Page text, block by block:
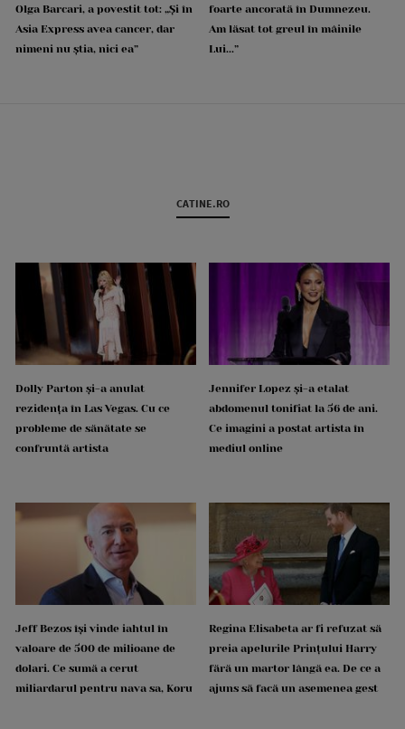
Olga Barcari, a povestit tot: „Și în
Asia Express avea cancer, dar
nimeni nu știa, nici ea”
foarte ancorată în Dumnezeu.
Am lăsat tot greul în mâinile
Lui...”
CATINE.RO
Dolly Parton și-a anulat
rezidența în Las Vegas. Cu ce
probleme de sănătate se
confruntă artista
Jennifer Lopez și-a etalat
abdomenul tonifiat la 56 de ani.
Ce imagini a postat artista în
mediul online
Jeff Bezos își vinde iahtul în
valoare de 500 de milioane de
dolari. Ce sumă a cerut
miliardarul pentru nava sa, Koru
Regina Elisabeta ar fi refuzat să
preia apelurile Prințului Harry
fără un martor lângă ea. De ce a
ajuns să facă un asemenea gest